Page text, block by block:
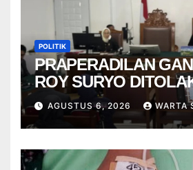
POLITIK
PRAPERADILAN
ROY SURYO
AGUSTUS 6, 2026 WARTA